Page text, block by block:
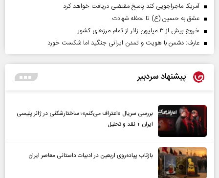
آمریکا ماجراجویی کند پاسخ مقتضی دریافت خواهد کرد
عشق به حسین (ع) تا لحظه شهادت
خروج بیش از ۳ میلیون زائر از تمام مرز‌های کشور
عارف: دشمن با هویت و تمدن ایرانی جنگید اما شکست خورد
پیشنهاد سردبیر
بررسی سریال «اعتراف می‌کنم»؛ ساختارشکنی در ژانر پلیسی
ایران + نقد و تحلیل
بازتاب پیاده‌روی اربعین در ادبیات داستانی معاصر ایران